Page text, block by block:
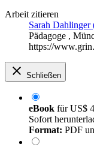
Arbeit zitieren
Sarah
Pädagoge ,
https://
Schließen
eBook fürUS$
Sofort
Format: PDF